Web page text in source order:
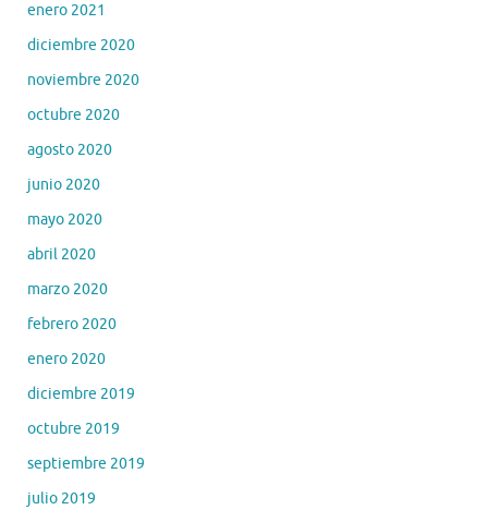
enero 2021
diciembre 2020
noviembre 2020
octubre 2020
agosto 2020
junio 2020
mayo 2020
abril 2020
marzo 2020
febrero 2020
enero 2020
diciembre 2019
octubre 2019
septiembre 2019
julio 2019